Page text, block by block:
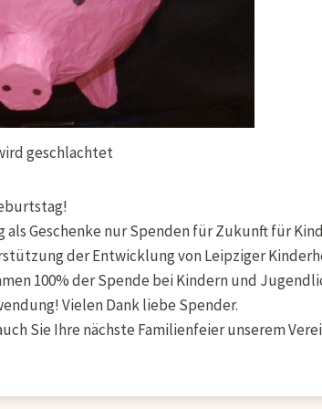
geschlachtet
Geschenke nur Spenden für Zukunft für
der Entwicklung von Leipziger
100% der Spende bei Kindern und
Vielen Dank liebe Spender.
Sie Ihre nächste Familienfeier unserem